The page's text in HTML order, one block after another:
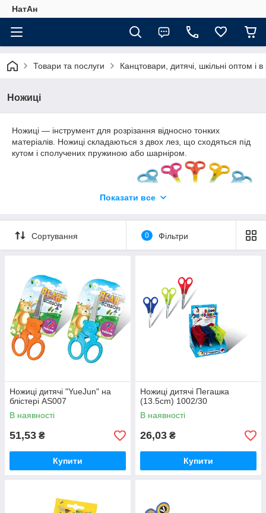
НатАн
Товари та послуги Канцтовари, дитячі, шкільні оптом і в
Ножиці
Ножиці — інструмент для розрізання відносно тонких
матеріалів. Ножиці складаються з двох лез, що сходяться під
кутом і сполучених пружиною або шарніром.
Показати все
Сортування 0 Фільтри
Ножиці дитячі "YueJun" на
блістері AS007
В наявності
51,53 ₴
Купити
Ножиці дитячі Пегашка
(13.5cm) 1002/30
В наявності
26,03 ₴
Купити